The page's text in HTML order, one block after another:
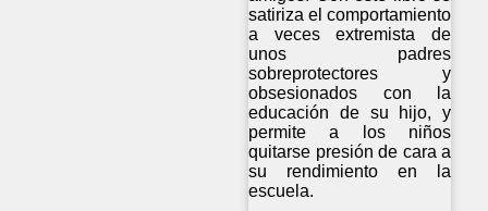
satiriza el comportamiento
a veces extremista de
unos padres
sobreprotectores y
obsesionados con la
educación de su hijo, y
permite a los niños
quitarse presión de cara a
su rendimiento en la
escuela.